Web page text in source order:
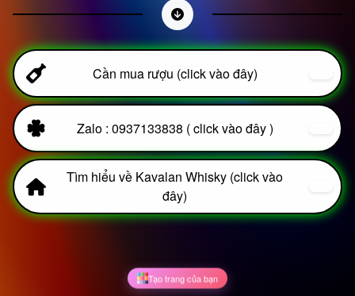
Cần mua rượu (click vào đây)
Zalo : 0937133838 ( click vào đây )
Tìm hiểu về Kavalan Whisky (click vào
đây)
Tạo trang của bạn